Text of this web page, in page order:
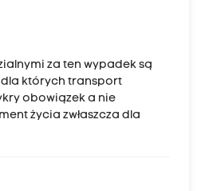
za ten wypadek są
dla których transport
obowiązek a nie
życia zwłaszcza dla